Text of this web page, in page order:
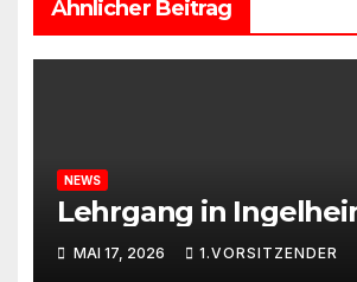
Ähnlicher Beitrag
NEWS
Lehrgang in
MAI 17, 2026 1.VORSITZENDER